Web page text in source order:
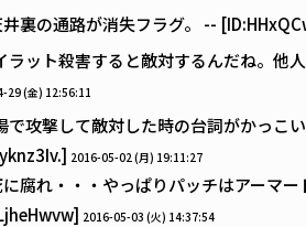
裏の通路が消失フラグ。 --
ラット殺害すると敵対するんだね。他
29 (金) 12:56:11
で攻撃して敵対した時の台詞がかっ
2016-05-02 (月) 19:11:27
腐れ・・・やっぱりパッチはアーマ
2016-05-03 (火) 14:37:54